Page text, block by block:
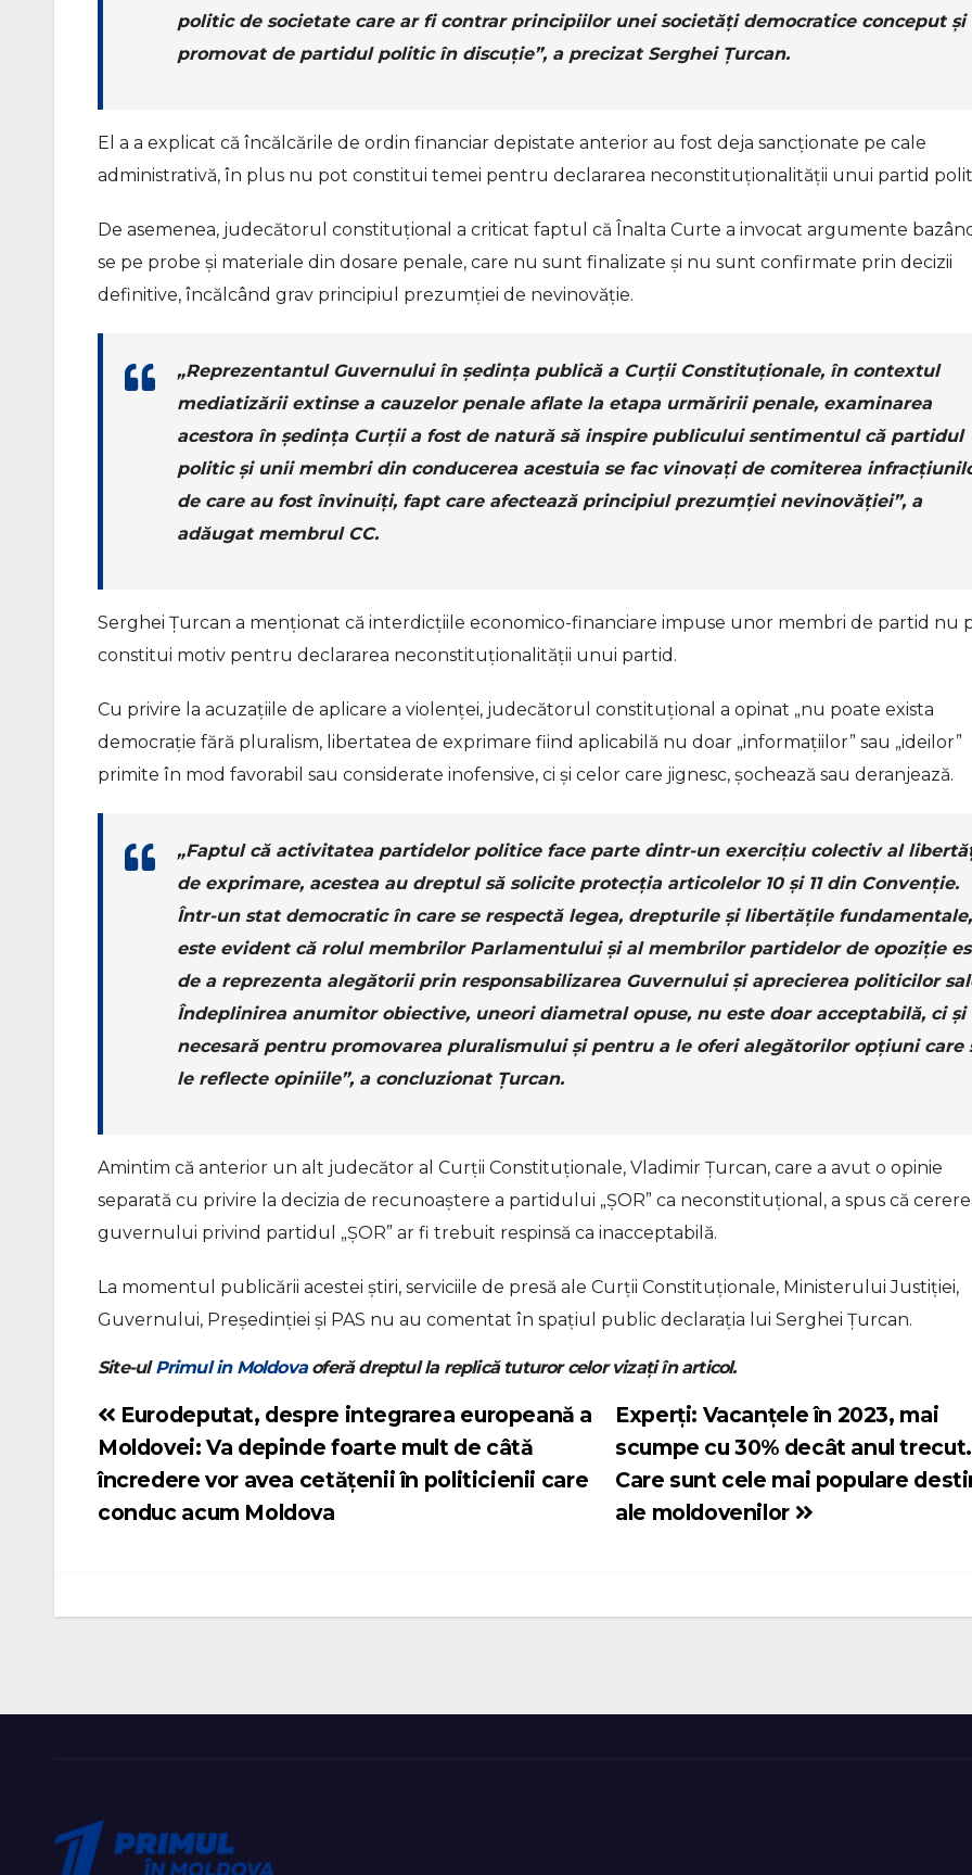
politic de societate care ar fi contrar principiilor unei societăți democratice conceput și
promovat de partidul politic în discuție”, a precizat Serghei Țurcan.
El a a explicat că încălcările de ordin financiar depistate anterior au fost deja sancționate pe cale
administrativă, în plus nu pot constitui temei pentru declararea neconstituționalității unui partid
De asemenea, judecătorul constituțional a criticat faptul că Înalta Curte a invocat argumente
se pe probe și materiale din dosare penale, care nu sunt finalizate și nu sunt confirmate prin decizii
definitive, încălcând grav principiul prezumției de nevinovăție.
„Reprezentantul Guvernului în ședința publică a Curții Constituționale, în contextul
mediatizării extinse a cauzelor penale aflate la etapa urmăririi penale, examinarea
acestora în ședința Curții a fost de natură să inspire publicului sentimentul că partidul
politic și unii membri din conducerea acestuia se fac vinovați de comiterea
de care au fost învinuiți, fapt care afectează principiul prezumției nevinovăției”, a
adăugat membrul CC.
Serghei Țurcan a menționat că interdicțiile economico-financiare impuse unor membri de partid nu
constitui motiv pentru declararea neconstituționalității unui partid.
Cu privire la acuzațiile de aplicare a violenței, judecătorul constituțional a opinat „nu poate exista
democrație fără pluralism, libertatea de exprimare fiind aplicabilă nu doar „informațiilor” sau „ideilor”
primite în mod favorabil sau considerate inofensive, ci și celor care jignesc, șochează sau deranjează.
„Faptul că activitatea partidelor politice face parte dintr-un exercițiu colectiv al
de exprimare, acestea au dreptul să solicite protecția articolelor 10 și 11 din Convenție.
Într-un stat democratic în care se respectă legea, drepturile şi libertăţile fundamentale,
este evident că rolul membrilor Parlamentului şi al membrilor partidelor de opoziţie
de a reprezenta alegătorii prin responsabilizarea Guvernului şi aprecierea politicilor
Îndeplinirea anumitor obiective, uneori diametral opuse, nu este doar acceptabilă, ci şi
necesară pentru promovarea pluralismului și pentru a le oferi alegătorilor opțiuni care
le reflecte opiniile”, a concluzionat Țurcan.
Amintim că anterior un alt judecător al Curții Constituționale, Vladimir Țurcan, care a avut o opinie
separată cu privire la decizia de recunoaștere a partidului „ȘOR” ca neconstituțional, a spus că
guvernului privind partidul „ȘOR” ar fi trebuit respinsă ca inacceptabilă.
La momentul publicării acestei știri, serviciile de presă ale Curții Constituționale, Ministerului Justiției,
Guvernului, Președinției și PAS nu au comentat în spațiul public declarația lui Serghei Țurcan.
Site-ulPrimul in Moldovaoferă dreptul la replică tuturor celor vizați în articol.
Navigare
în
articole
Experți: Vacanțele în 2023, mai
scumpe cu 30% decât anul trecut.
Care sunt cele mai populare
ale moldovenilor
Eurodeputat, despre integrarea europeană a
Moldovei: Va depinde foarte mult de câtă
încredere vor avea cetățenii în politicienii care
conduc acum Moldova